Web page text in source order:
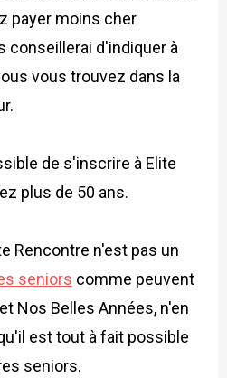
payer moins cher
conseillerai d'indiquer à
vous trouvez dans la
de s'inscrire à Elite
plus de 50 ans.
Rencontre n'est pas un
seniors comme peuvent
Nos Belles Années, n'en
est tout à fait possible
seniors.